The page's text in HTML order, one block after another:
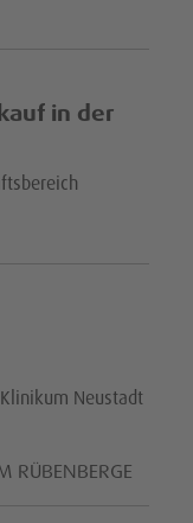
in der
Neustadt
RÜBENBERGE